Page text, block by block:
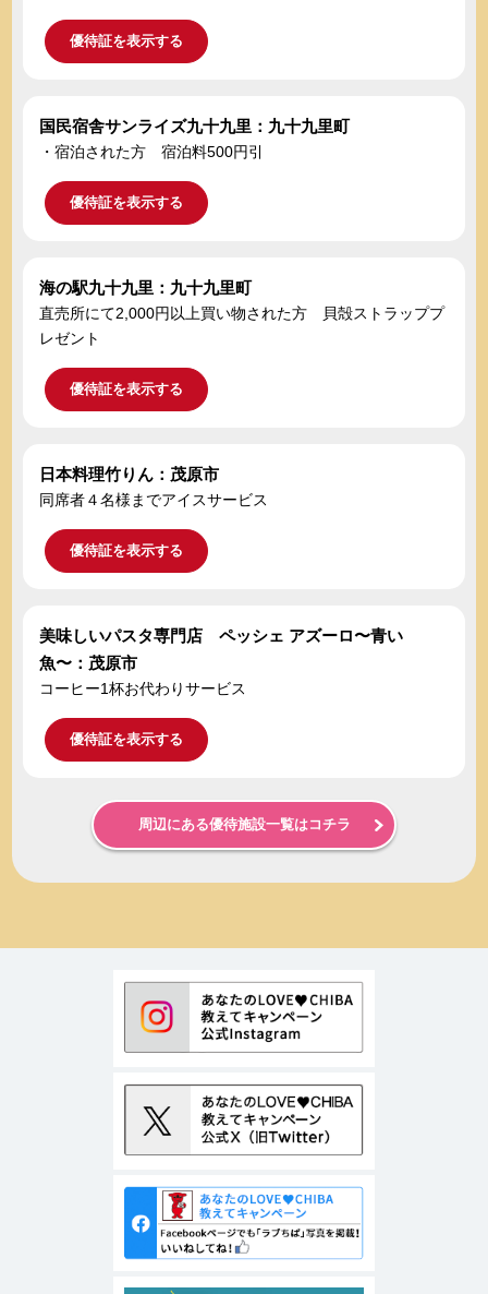
優待証を表示する
国民宿舎サンライズ九十九里：九十九里町
・宿泊された方 宿泊料500円引
優待証を表示する
海の駅九十九里：九十九里町
直売所にて2,000円以上買い物された方 貝殻ストラッププ
レゼント
優待証を表示する
日本料理竹りん：茂原市
同席者４名様までアイスサービス
優待証を表示する
美味しいパスタ専門店 ペッシェ アズーロ〜青い
魚〜：茂原市
コーヒー1杯お代わりサービス
優待証を表示する
周辺にある優待施設一覧はコチラ